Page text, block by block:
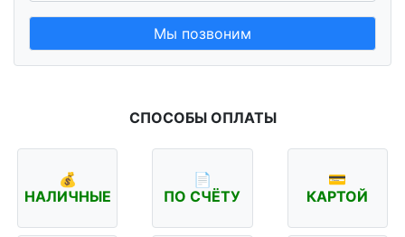
Мы позвоним
СПОСОБЫ ОПЛАТЫ
💰
НАЛИЧНЫЕ
📄
ПО СЧЁТУ
💳
КАРТОЙ